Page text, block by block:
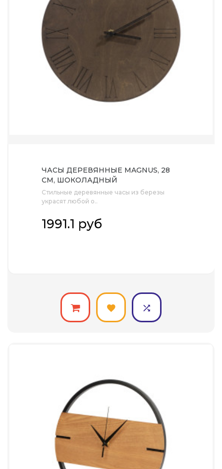
ЧАСЫ ДЕРЕВЯННЫЕ MAGNUS, 28
СМ, ШОКОЛАДНЫЙ
Стильные деревянные часы из березы
украсят любой о..
1991.1 руб